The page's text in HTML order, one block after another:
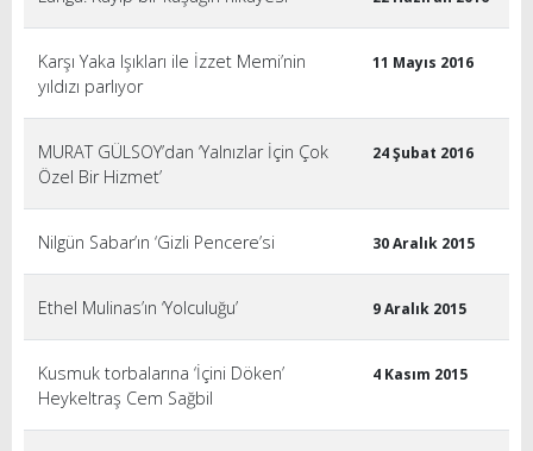
Karşı Yaka Işıkları ile İzzet Memi’nin
yıldızı parlıyor
11 Mayıs 2016
MURAT GÜLSOY’dan ‘Yalnızlar İçin Çok
Özel Bir Hizmet’
24 Şubat 2016
Nilgün Sabar’ın ‘Gizli Pencere’si 30 Aralık 2015
Ethel Mulinas’ın ‘Yolculuğu’ 9 Aralık 2015
Kusmuk torbalarına ‘İçini Döken’
Heykeltraş Cem Sağbil
4 Kasım 2015